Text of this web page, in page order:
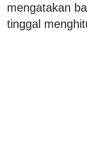
mengatakan
tinggal